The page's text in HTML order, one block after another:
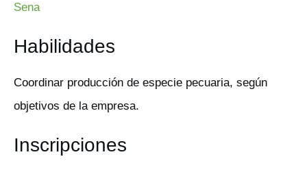
Sena
Habilidades
Coordinar producción de especie pecuaria, según
objetivos de la empresa.
Inscripciones